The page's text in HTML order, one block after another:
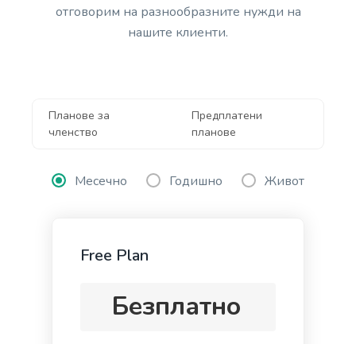
as an authority.
отговорим на разнообразните нужди на
нашите клиенти.
Планове за
членство
Предплатени
планове
Месечно Годишно Живот
Free Plan
Безплатно